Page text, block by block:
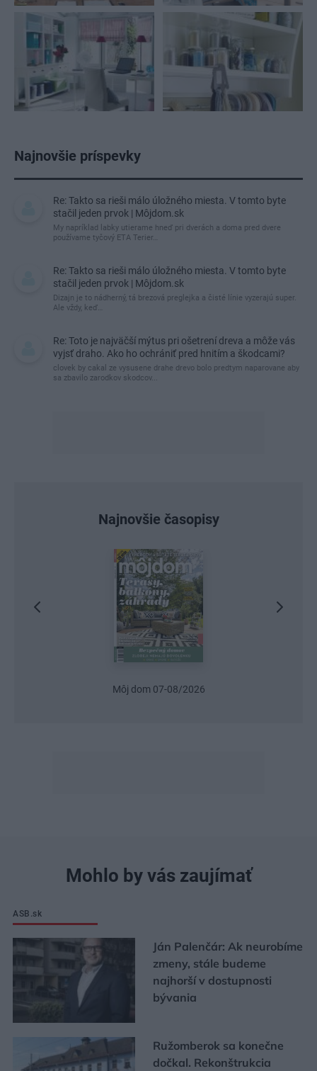
Najnovšie príspevky
Re: Takto sa rieši málo úložného miesta. V tomto byte
stačil jeden prvok | Môjdom.sk
My napríklad labky utierame hneď pri dverách a doma pred dvere
používame tyčový ETA Terier…
Re: Takto sa rieši málo úložného miesta. V tomto byte
stačil jeden prvok | Môjdom.sk
Dizajn je to nádherný, tá brezová preglejka a čisté línie vyzerajú super.
Ale vždy, keď…
Re: Toto je najväčší mýtus pri ošetrení dreva a môže vás
vyjsť draho. Ako ho ochrániť pred hnitím a škodcami?
clovek by cakal ze vysusene drahe drevo bolo predtym naparovane aby
sa zbavilo zarodkov skodcov...
Najnovšie časopisy
Urob si sám 6/2026
Mohlo by vás zaujímať
ASB.sk
Ján Palenčár: Ak neurobíme
zmeny, stále budeme
najhorší v dostupnosti
bývania
Ružomberok sa konečne
dočkal. Rekonštrukcia